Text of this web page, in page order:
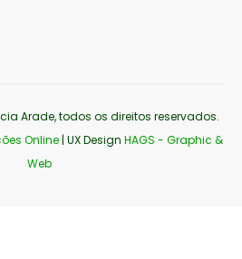
Arade, todos os direitos reservados.
Online | UX Design HAGS - Graphic &
Web